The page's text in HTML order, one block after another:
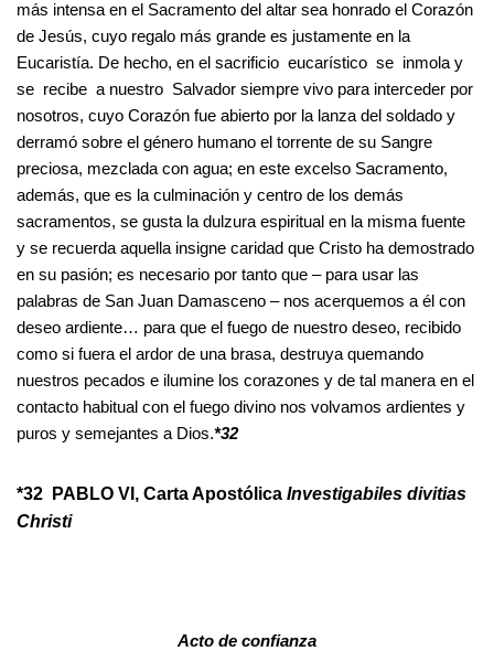
más intensa en el Sacramento del altar sea honrado el Corazón
de Jesús, cuyo regalo más grande es justamente en la
Eucaristía. De hecho, en el sacrificio eucarístico se inmola y
se recibe a nuestro Salvador siempre vivo para interceder por
nosotros, cuyo Corazón fue abierto por la lanza del soldado y
derramó sobre el género humano el torrente de su Sangre
preciosa, mezclada con agua; en este excelso Sacramento,
además, que es la culminación y centro de los demás
sacramentos, se gusta la dulzura espiritual en la misma fuente
y se recuerda aquella insigne caridad que Cristo ha demostrado
en su pasión; es necesario por tanto que – para usar las
palabras de San Juan Damasceno – nos acerquemos a él con
deseo ardiente… para que el fuego de nuestro deseo, recibido
como si fuera el ardor de una brasa, destruya quemando
nuestros pecados e ilumine los corazones y de tal manera en el
contacto habitual con el fuego divino nos volvamos ardientes y
puros y semejantes a Dios.*32
*32 PABLO VI, Carta Apostólica Investigabiles divitias
Christi
Acto de confianza